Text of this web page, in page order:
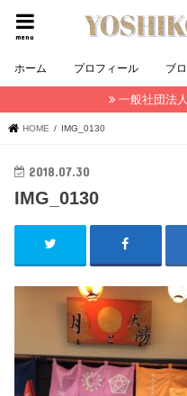
menu
ホーム プロフィール ブ
一般社団法
HOME IMG_0130
2018.07.30
IMG_0130